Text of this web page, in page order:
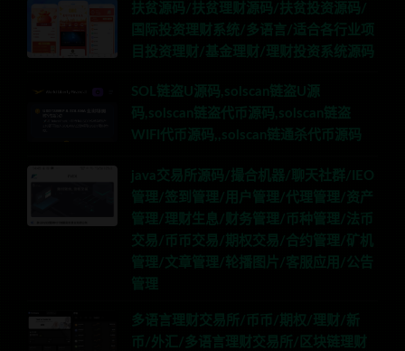
扶贫源码/扶贫理财源码/扶贫投资源码/
国际投资理财系统/多语言/适合各行业项
目投资理财/基金理财/理财投资系统源码
SOL链盗U源码,solscan链盗U源
码,solscan链盗代币源码,solscan链盗
WIFI代币源码,,solscan链通杀代币源码
java交易所源码/撮合机器/聊天社群/IEO
管理/签到管理/用户管理/代理管理/资产
管理/理财生息/财务管理/币种管理/法币
交易/币币交易/期权交易/合约管理/矿机
管理/文章管理/轮播图片/客服应用/公告
管理
多语言理财交易所/币币/期权/理财/新
币/外汇/多语言理财交易所/区块链理财